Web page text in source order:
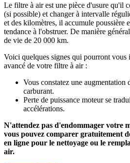
Le filtre à air est une pièce d'usure qu'il
(si possible) et changer à intervalle
et des kilomètres, il accumule poussière
tendance à l'obstruer. De manière
de vie de 20 000 km.
Voici quelques signes qui pourront vous
avancé de votre filtre à air :
Vous constatez une augmentation
carburant.
Perte de puissance moteur se
accélérations.
N'attendez pas d'endommager votre
vous pouvez comparer gratuitement
en ligne pour le nettoyage ou le
air.